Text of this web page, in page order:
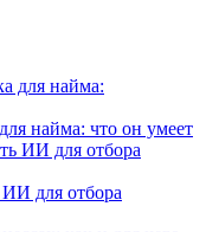
найма: что он умеет
для отбора